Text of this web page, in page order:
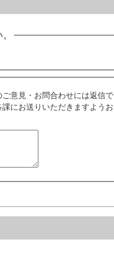
意見・お問合わせには返信で
にお送りいただきますようお